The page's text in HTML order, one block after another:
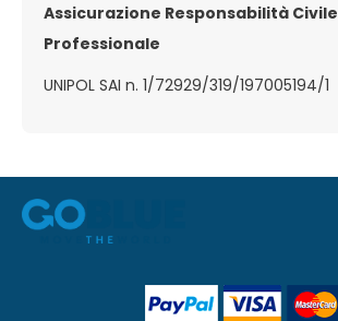
Assicurazione Responsabilità Civile
Professionale
UNIPOL SAI n. 1/72929/319/197005194/1